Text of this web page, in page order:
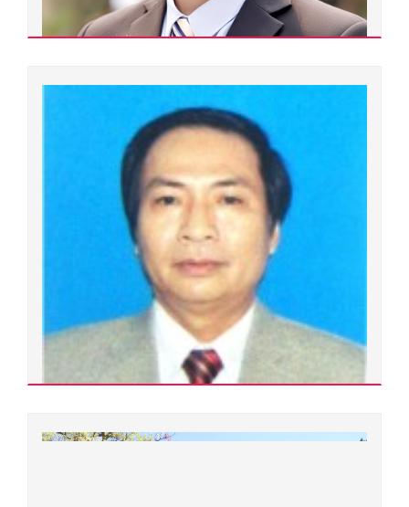
Khoa học máy tính
Phạm Yên Khang
Tiến sĩ
Ngành đào tạo:
Hoá phân tích
Chuyên ngành đào tạo:
Khoa học vật liệu
Đơn vị quản lý:
Khoa Hóa học